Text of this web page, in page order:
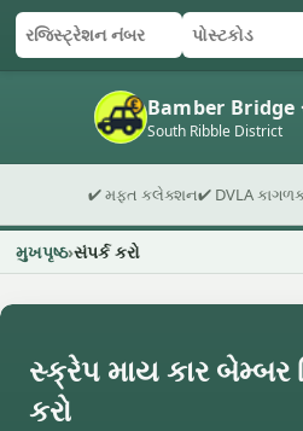
પોસ્ટકોડ
ફોર્મ સબમિટ
Bamber Bridge
South Ribble District
✔ મફત કલેક્શન✔ DVLA
મુખપૃષ્ઠ સંપર્ક કરો
સ્ક્રેપ માય કાર બેમ્બર
કરો